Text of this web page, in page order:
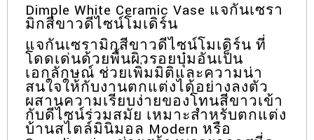
Dimple White Ceramic Vase แจกันเซรา
มิกสีขาวดีไซน์โมเดิร์น
แจกันเซรามิกสีขาวดีไซน์โมเดิร์น ที่
โดดเด่นด้วยพื้นผิวรอยบุ๋มอันเป็น
เอกลักษณ์ ช่วยเพิ่มมิติและความน่า
สนใจให้กับงานตกแต่งได้อย่างลงตัว
ผสานความเรียบง่ายของโทนสีขาวเข้า
กับดีไซน์ร่วมสมัย เหมาะสำหรับตกแต่ง
บ้านสไตล์มินิมอล Modern หรือ